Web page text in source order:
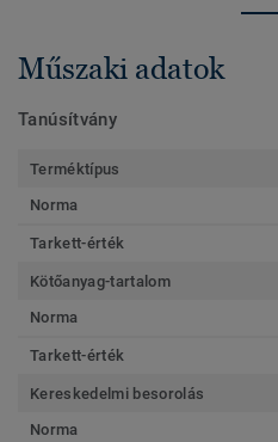
Műszaki adatok
Tanúsítvány
Terméktípus
Norma
Tarkett-érték
Kötőanyag-tartalom
Norma
Tarkett-érték
Kereskedelmi besorolás
Norma